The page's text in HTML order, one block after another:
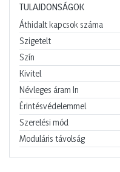
TULAJDONSÁGOK
Áthidalt kapcsok száma
Szigetelt
Szín
Kivitel
Névleges áram In
Érintésvédelemmel
Szerelési mód
Moduláris távolság